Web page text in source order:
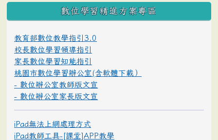
數位學習精進方案專區
教育部數位教學指引3.0
校長數位學習領導指引
家長數位學習知能指引
桃園市數位學習辦公室(含軟體下載）
- 數位辦公室教師版文宣
- 數位辦公室家長版文宣
iPad無法上網處理方式
iPad教師工具-[課堂]APP教學